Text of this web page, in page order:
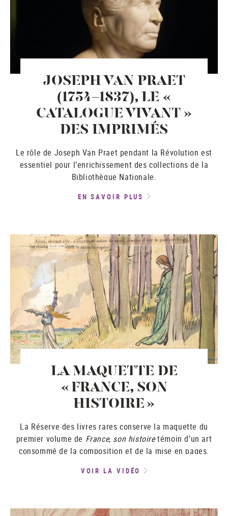
JOSEPH VAN PRAET
(1754-1837), LE «
CATALOGUE VIVANT »
DES IMPRIMÉS
Le rôle de Joseph Van Praet pendant la Révolution est
essentiel pour l’enrichissement des collections de la
Bibliothèque Nationale.
EN SAVOIR PLUS
LA MAQUETTE DE
« FRANCE, SON
HISTOIRE »
La Réserve des livres rares conserve la maquette du
premier volume de France, son histoiretémoin d’un art
consommé de la composition et de la mise en pages.
VOIR LA VIDÉO